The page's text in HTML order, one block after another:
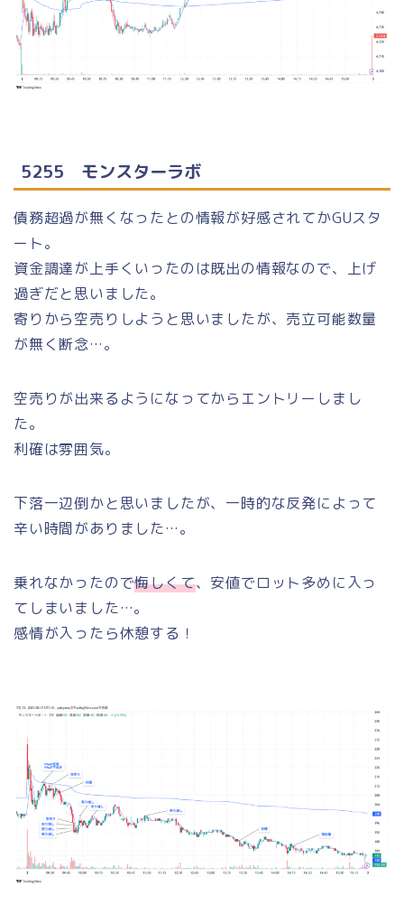
5255 モンスターラボ
債務超過が無くなったとの情報が好感されてかGUスタ
ート。
資金調達が上手くいったのは既出の情報なので、上げ
過ぎだと思いました。
寄りから空売りしようと思いましたが、売立可能数量
が無く断念…。
空売りが出来るようになってからエントリーしまし
た。
利確は雰囲気。
下落一辺倒かと思いましたが、一時的な反発によって
辛い時間がありました…。
乗れなかったので悔しくて、安値でロット多めに入っ
てしまいました…。
感情が入ったら休憩する！